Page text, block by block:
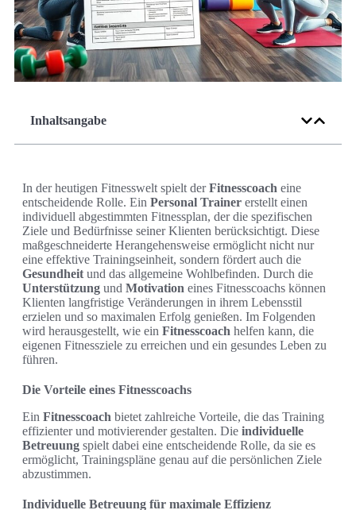
Inhaltsangabe
In der heutigen Fitnesswelt spielt derFitnesscoach eine
entscheidende Rolle. Ein Personal Trainer erstellt einen
individuell abgestimmten Fitnessplan, der die spezifischen
Ziele und Bedürfnisse seiner Klienten berücksichtigt. Diese
maßgeschneiderte Herangehensweise ermöglicht nicht nur
eine effektive Trainingseinheit, sondern fördert auch die
Gesundheit und das allgemeine Wohlbefinden. Durch die
Unterstützung und Motivation eines Fitnesscoachs können
Klienten langfristige Veränderungen in ihrem Lebensstil
erzielen und so maximalen Erfolg genießen. Im Folgenden
wird herausgestellt, wie ein Fitnesscoach helfen kann, die
eigenen Fitnessziele zu erreichen und ein gesundes Leben zu
führen.
Die Vorteile eines Fitnesscoachs
Ein Fitnesscoach bietet zahlreiche Vorteile, die das Training
effizienter und motivierender gestalten. Die individuelle
Betreuung spielt dabei eine entscheidende Rolle, da sie es
ermöglicht, Trainingspläne genau auf die persönlichen Ziele
abzustimmen.
Individuelle Betreuung für maximale Effizienz